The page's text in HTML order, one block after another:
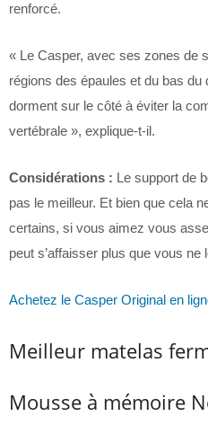
renforcé.
« Le Casper, avec ses zones de
régions des épaules et du bas
dorment sur le côté à éviter la
vertébrale », explique-t-il.
Considérations : Le support de
pas le meilleur. Et bien que cela
certains, si vous aimez vous
peut s’affaisser plus que vous ne
Achetez le Casper Original en
Meilleur matelas
Mousse à mémoire